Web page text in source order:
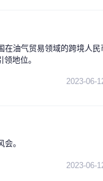
在油气贸易领域的跨境人民
地位。
2023-06-
。
2023-06-